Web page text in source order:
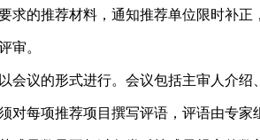
的推荐材料，通知推荐单位限时补正
审。
议的形式进行。会议包括主审人介绍
每项推荐项目撰写评语，评语由专家